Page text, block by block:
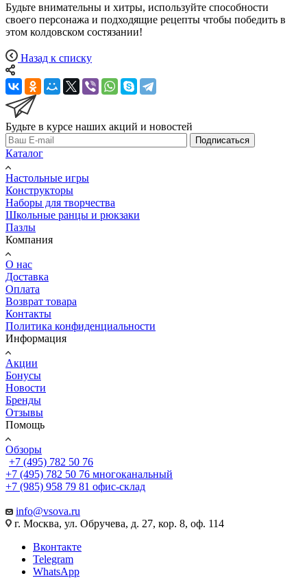
Будьте внимательны и хитры, используйте способности
своего персонажа и подходящие рецепты чтобы победить в
этом колдовском состязании!
Назад к списку
Будьте в курсе наших акций и новостей
Подписаться
Каталог
Настольные игры
Конструкторы
Наборы для творчества
Школьные ранцы и рюкзаки
Пазлы
Компания
О нас
Доставка
Оплата
Возврат товара
Контакты
Политика конфиденциальности
Информация
Акции
Бонусы
Новости
Бренды
Отзывы
Помощь
Обзоры
+7 (495) 782 50 76
+7 (495) 782 50 76 многоканальный
+7 (985) 958 79 81 офис-склад
info@vsova.ru
г. Москва, ул. Обручева, д. 27, кор. 8, оф. 114
Вконтакте
Telegram
WhatsApp